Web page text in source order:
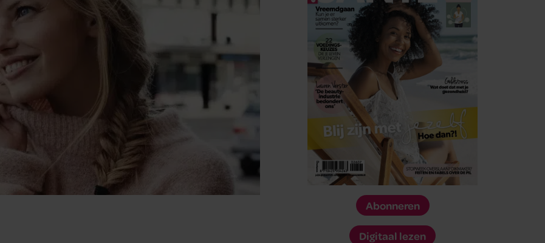
Abonneren
Digitaal lezen